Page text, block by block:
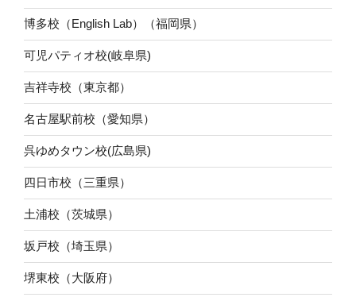
博多校（English Lab）（福岡県）
可児パティオ校(岐阜県)
吉祥寺校（東京都）
名古屋駅前校（愛知県）
呉ゆめタウン校(広島県)
四日市校（三重県）
土浦校（茨城県）
坂戸校（埼玉県）
堺東校（大阪府）